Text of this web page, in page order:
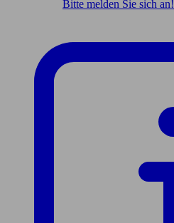
Bitte melden Sie sich an!